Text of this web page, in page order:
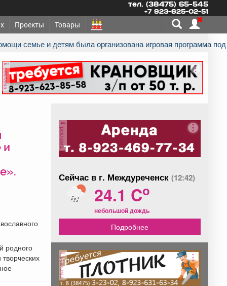
тел. (38475) 65-545
+7 923-625-02-51
Проекты Товары
семье и детям была организована игровая программа
реклама
и
родного
реклама
Сейчас в г. Междуреченск (12:42)
24.1 Co
небольшой дождь
Подробнее
реклама